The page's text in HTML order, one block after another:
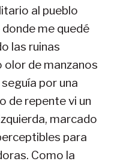
al pueblo
me quedé
las ruinas
olor de manzanos
por una
de repente vi un
marcado
para
Como la